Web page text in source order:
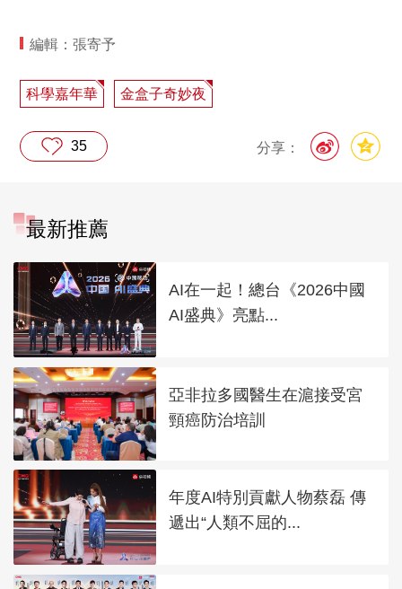
編輯：張寄予
科學嘉年華 金盒子奇妙夜
分享：
35
最新推薦
AI在一起！總台《2026中國
AI盛典》亮點...
亞非拉多國醫生在滬接受宮
頸癌防治培訓
年度AI特別貢獻人物蔡磊 傳
遞出“人類不屈的...